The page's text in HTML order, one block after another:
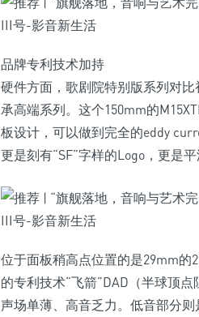
品牌专利技术加持
硬件方面，歌剧院特别版系列对
承高端系列。这个150mm的
板设计，可以做到完全的eddy
更是刻有“SF”字样的Logo，更是平
位于面板稍高点位置的是29mm的
的专利技术“飞箭”DAD（半球顶
声场单薄、高音乏力。低音部分